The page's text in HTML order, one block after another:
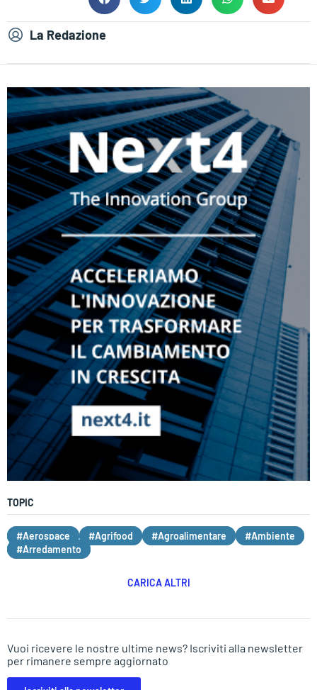
La Redazione
TOPIC
#Aerospace #Agrifood #Agroalimentare
#Ambiente
#Arredamento
CARICA ALTRI
Vuoi ricevere le nostre ultime news? Iscriviti alla newsletter
per rimanere sempre aggiornato